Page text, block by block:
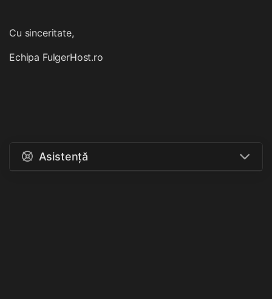
Cu sinceritate,
Echipa FulgerHost.ro
Asistență